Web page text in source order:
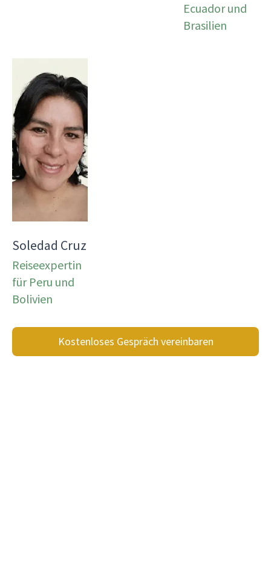
Ecuador und
Brasilien
Soledad Cruz
Reiseexpertin
für Peru und
Bolivien
Kostenloses Gespräch vereinbaren